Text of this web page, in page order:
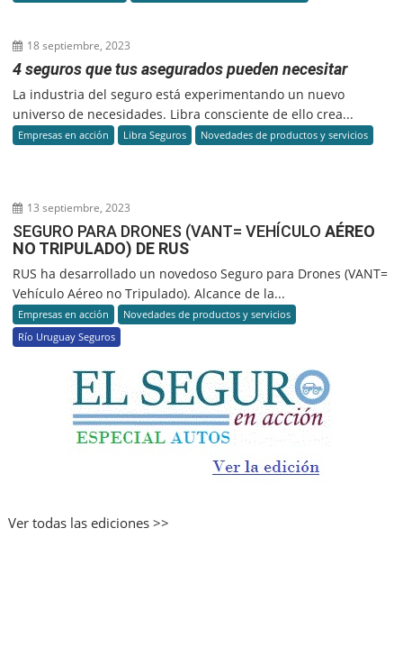
18 septiembre, 2023
4 seguros que tus asegurados pueden necesitar
La industria del seguro está experimentando un nuevo
universo de necesidades. Libra consciente de ello crea...
Empresas en acción Libra Seguros Novedades de productos y servicios
13 septiembre, 2023
SEGURO PARA DRONES (VANT= VEHÍCULOAÉREO
NO TRIPULADO) DE RUS
RUS ha desarrollado un novedoso Seguro para Drones (VANT=
Vehículo Aéreo no Tripulado). Alcance de la...
Empresas en acción
Novedades de productos y servicios
Río Uruguay Seguros
Ver todas las ediciones >>